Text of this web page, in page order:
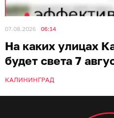
07.08.2026 06:14
На каких улицах
будет света 7
КАЛИНИНГРАД